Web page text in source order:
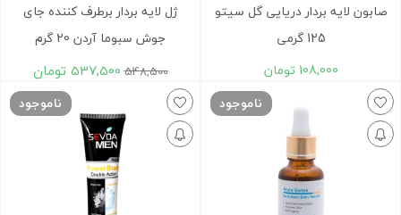
صابون لایه بردار دریایی گل سیتو
125 گرمی
108,000 تومان
ژل لایه بردار برطرف کننده جای
جوش سبوما آردن 20 گرم
548,500
537,500 تومان
ناموجود ناموجود